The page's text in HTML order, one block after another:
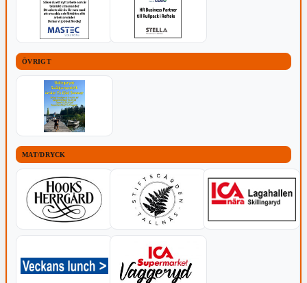
ÖVRIGT
MAT/DRYCK